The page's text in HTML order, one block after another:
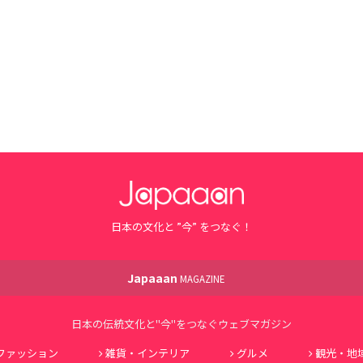
日本の文化と ”今” をつなぐ！
Japaaan MAGAZINE
日本の伝統文化と"今"をつなぐウェブマガジン
ァッション 雑貨・インテリア グルメ 観光・地